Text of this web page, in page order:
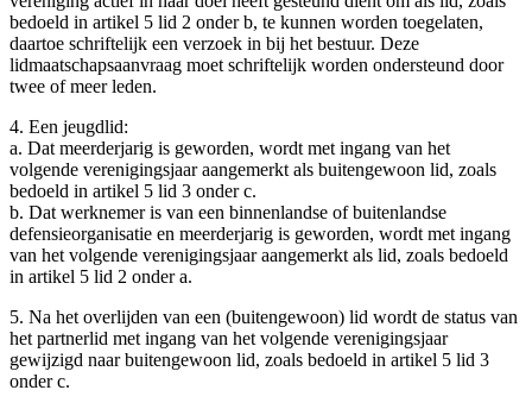
bedoeld in artikel 5 lid 2 onder b, te kunnen worden toegelaten,
daartoe schriftelijk een verzoek in bij het bestuur. Deze
lidmaatschapsaanvraag moet schriftelijk worden ondersteund door
twee of meer leden.
4. Een jeugdlid:
a. Dat meerderjarig is geworden, wordt met ingang van het
volgende verenigingsjaar aangemerkt als buitengewoon lid, zoals
bedoeld in artikel 5 lid 3 onder c.
b. Dat werknemer is van een binnenlandse of buitenlandse
defensieorganisatie en meerderjarig is geworden, wordt met ingang
van het volgende verenigingsjaar aangemerkt als lid, zoals bedoeld
in artikel 5 lid 2 onder a.
5. Na het overlijden van een (buitengewoon) lid wordt de status van
het partnerlid met ingang van het volgende verenigingsjaar
gewijzigd naar buitengewoon lid, zoals bedoeld in artikel 5 lid 3
onder c.